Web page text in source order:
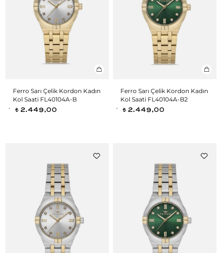
Ferro Sarı Çelik Kordon Kadın
Kol Saati FL40104A-B
t 2.449,00
Ferro Sarı Çelik Kordon Kadın
Kol Saati FL40104A-B2
t 2.449,00